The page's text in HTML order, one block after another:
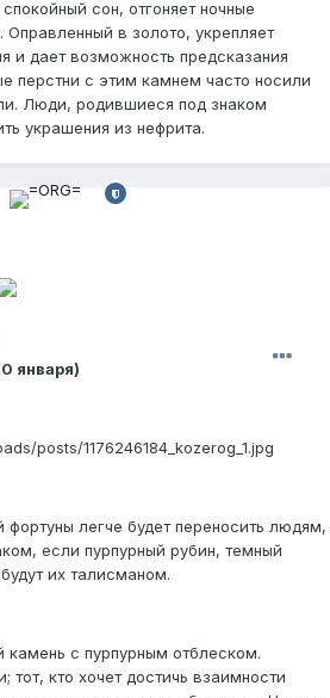
сон, отгоняет ночные
в золото, укрепляет
и дает возможность предсказания
перстни с этим камнем часто носили
Люди, родившиеся под знаком
украшения из нефрита.
января)
posts/1176246184_kozerog_1.jpg
легче будет переносить людям,
если пурпурный рубин, темный
их талисманом.
с пурпурным отблеском.
тот, кто хочет достичь взаимности